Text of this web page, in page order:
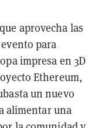
aprovecha las
para
impresa en 3D
Ethereum,
un nuevo
alimentar una